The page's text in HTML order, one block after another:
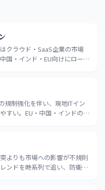
クラウド・SaaS企業の市場
国・インド・EU向けにローカ
規制強化を伴い、現地ITイン
すい。EU・中国・インドの政
よりも市場への影響が不規則
ンドを時系列で追い、防衛・